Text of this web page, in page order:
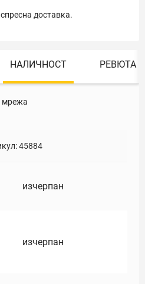
доставка.
НАЛИЧНОСТ РЕВЮТА
мрежа
45884
изчерпан
изчерпан